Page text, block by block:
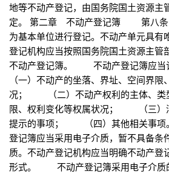
地等不动产登记，由国务院国土资源主
定。 第二章 不动产登记簿 第八条
为基本单位进行登记。不动产单元
登记机构应当按照国务院国土资源主管
不动产登记簿。 不动产登记簿应
（一）不动产的坐落、界址、空间界
况； （二）不动产权利的主体、类
限、权利变化等权属状况； （三）涉
提示的事项； （四）其他相关
登记簿应当采用电子介质，暂不具备条
质。不动产登记机构应当明确不动产登
形式。 不动产登记簿采用电子介质